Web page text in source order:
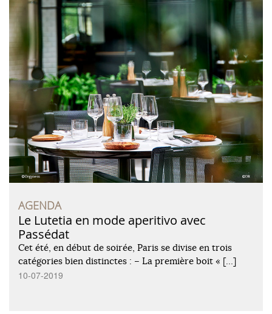
AGENDA
Le Lutetia en mode aperitivo avec
Passédat
Cet été, en début de soirée, Paris se divise en trois
catégories bien distinctes : – La première boit « […]
10-07-2019